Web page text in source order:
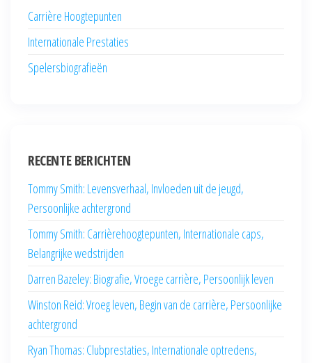
Carrière Hoogtepunten
Internationale Prestaties
Spelersbiografieën
RECENTE BERICHTEN
Tommy Smith: Levensverhaal, Invloeden uit de jeugd,
Persoonlijke achtergrond
Tommy Smith: Carrièrehoogtepunten, Internationale caps,
Belangrijke wedstrijden
Darren Bazeley: Biografie, Vroege carrière, Persoonlijk leven
Winston Reid: Vroeg leven, Begin van de carrière, Persoonlijke
achtergrond
Ryan Thomas: Clubprestaties, Internationale optredens,